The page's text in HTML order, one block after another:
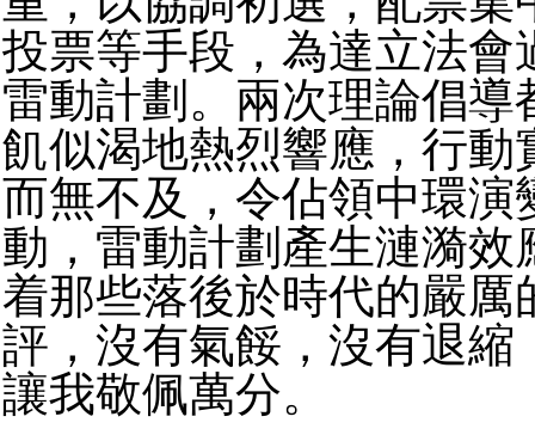
投票等手段，為達立法會
雷動計劃。兩次理論倡導
飢似渴地熱烈響應，行動
而無不及，令佔領中環演
動，雷動計劃產生漣漪效
着那些落後於時代的嚴厲
評，沒有氣餒，沒有退縮
讓我敬佩萬分。